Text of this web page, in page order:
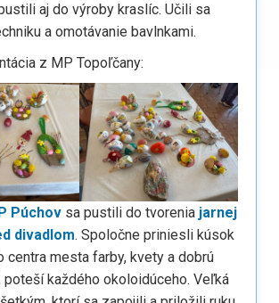
aj do výroby kraslíc. Učili sa
a omotávanie bavlnkami.
z MP Topoľčany:
Púchov sa pustili do tvorenia jarnej
divadlom. Spoločne priniesli kúsok
centra mesta farby, kvety a dobrú
poteší každého okoloidúceho. Veľká